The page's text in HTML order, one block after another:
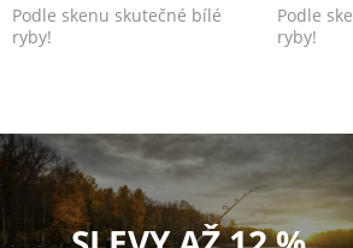
Podle skenu skutečné bílé
ryby!
Podle
ryby!